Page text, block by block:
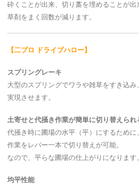
砕くことが出来、切り藁を埋めることが
草剤をまく回数が減ります。
【二プロ ドライブハロー】
スプリングレーキ
大型のスプリングでワラや雑草をすき込
実現させます。
土寄せと代掻き作業が簡単に切り替えられ
代掻き時に圃場の水平（平）にするために
作業をレバー一本で切り替えが可能。
なので、平らな圃場の仕上がりになります。
均平性能